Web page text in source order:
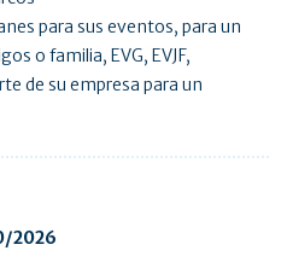
para sus eventos, para un
o familia, EVG, EVJF,
de su empresa para un
2026